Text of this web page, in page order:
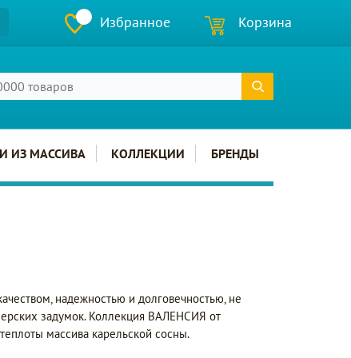
Избранное Корзина
ИЗ МАССИВА КОЛЛЕКЦИИ БРЕНДЫ
надежностью и долговечностью, не
задумок. Коллекция ВАЛЕНСИЯ от
массива карельской сосны.